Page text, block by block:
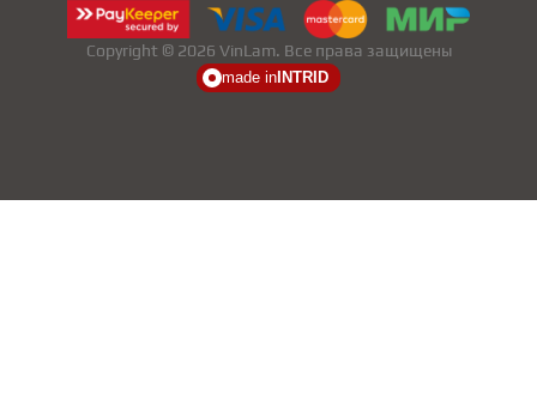
Copyright © 2026 VinLam. Все права защищены
made in INTRID